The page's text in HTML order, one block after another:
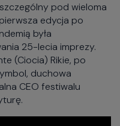
pod wieloma
edycja po
była
25-lecia imprezy.
(Ciocia) Rikie, po
duchowa
CEO festiwalu